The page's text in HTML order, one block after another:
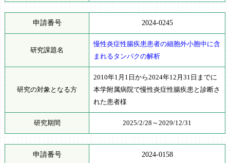
申請番号 2024-0245
研究課題名
慢性炎症性腸疾患患者の細胞外小胞中に含
まれるタンパクの解析
研究の対象となる方
2010年1月1日から2024年12月31日までに
本学附属病院で慢性炎症性腸疾患と診断さ
れた患者様
研究期間 2025/2/28～2029/12/31
申請番号 2024-0158